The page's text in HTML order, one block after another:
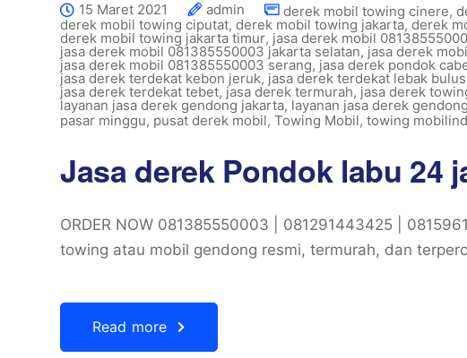
15 Maret 2021 admin derek mobil towing cinere,
derek mobil towing ciputat, derek mobil towing jakarta, derek
derek mobil towing jakarta timur, jasa derek mobil
jasa derek mobil 081385550003 jakarta selatan, jasa derek
jasa derek mobil 081385550003 serang, jasa derek pondok
jasa derek terdekat kebon jeruk, jasa derek terdekat lebak bulus
jasa derek terdekat tebet, jasa derek termurah, jasa derek
layanan jasa derek gendong jakarta, layanan jasa derek
pasar minggu, pusat derek mobil, Towing Mobil, towing
Jasa derek Pondok labu 24
ORDER NOW 081385550003 | 081291443425 |
towing atau mobil gendong resmi, termurah, dan
Read more